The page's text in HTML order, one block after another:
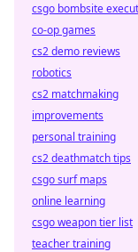
csgo bombsite
co-op games
cs2 demo reviews
robotics
cs2 matchmaking
improvements
personal training
cs2 deathmatch tips
csgo surf maps
online learning
csgo weapon tier list
teacher training